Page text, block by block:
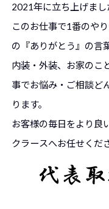
2021年に立ち上げまし
このお仕事で1番のや
の『あり がとう』の言
内装・外装、お家のこ
事でお悩み・ご相談ど
ります。
お客様の毎日をより良
クラースへお任せくだ